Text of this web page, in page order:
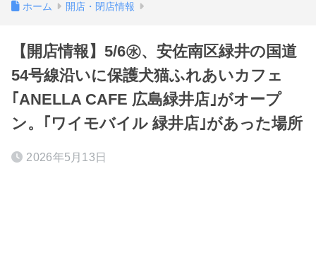
ホーム 開店・閉店情報
【開店情報】5/6㊌、安佐南区緑井の国道
54号線沿いに保護犬猫ふれあいカフェ
｢ANELLA CAFE 広島緑井店｣がオープ
ン。｢ワイモバイル 緑井店｣があった場所
2026年5月13日